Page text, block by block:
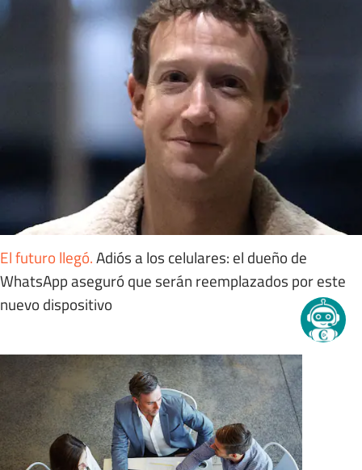
El futuro llegó.Adiós a los celulares: el dueño de
WhatsApp aseguró que serán reemplazados por este
nuevo dispositivo